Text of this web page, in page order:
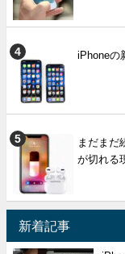
iPhoneの
まだまだ
が切れる
新着記事